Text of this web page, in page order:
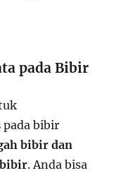
pada Bibir
pada bibir
bibir dan
bibir. Anda bisa